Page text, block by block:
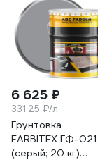
6 625 ₽
331.25 ₽/л
Грунтовка
FARBITEX ГФ-021
(серый; 20 кг)